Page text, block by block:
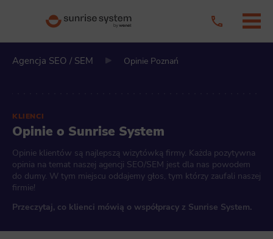
Agencja SEO / SEM Opinie Poznań
KLIENCI
Opinie o Sunrise System
Opinie klientów są najlepszą wizytówką firmy. Każda pozytywna
opinia na temat naszej agencji SEO/SEM jest dla nas powodem
do dumy. W tym miejscu oddajemy głos, tym którzy zaufali naszej
firmie!
Przeczytaj, co klienci mówią o współpracy z Sunrise System.